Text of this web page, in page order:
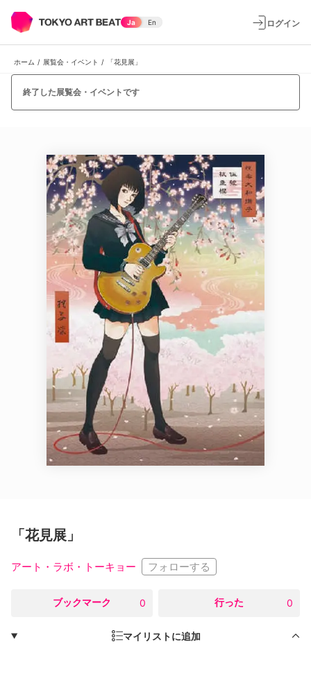
Ja En ログイン
ホーム / 展覧会・イベント / 「花見展」
終了した展覧会・イベントです
「花見展」
アート・ラボ・トーキョー フォローする
ブックマーク 0 行った 0
マイリストに追加